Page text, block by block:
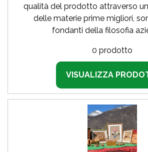
qualità del prodotto attraverso
delle materie prime migliori,
fondanti della filosofia
0 prodotto
VISUALIZZA